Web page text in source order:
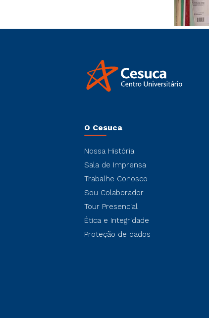
O Cesuca
Nossa História
Sala de Imprensa
Trabalhe Conosco
Sou Colaborador
Tour Presencial
Ética e Integridade
Proteção de dados